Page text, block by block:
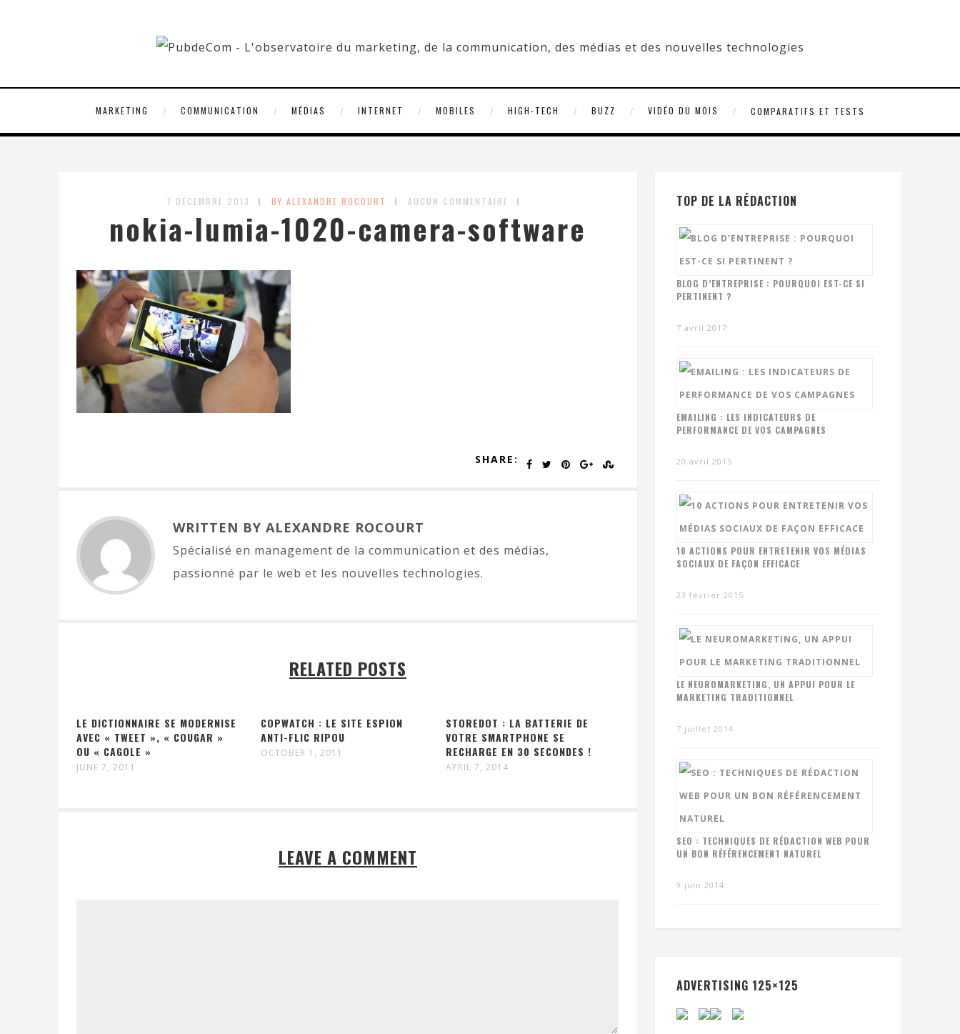
MARKETING COMMUNICATION MÉDIAS INTERNET MOBILES HIGH-TECH BUZZ VIDÉO DU MOIS COMPARATIFS ET TESTS
7 DÉCEMBRE 2013 BY ALEXANDRE ROCOURT AUCUN COMMENTAIRE
nokia-lumia-1020-camera-software
SHARE:
WRITTEN BY ALEXANDRE ROCOURT
Spécialisé en management de la communication et des médias,
passionné par le web et les nouvelles technologies.
RELATED POSTS
LE DICTIONNAIRE SE MODERNISE
AVEC « TWEET », « COUGAR »
OU « CAGOLE »
JUNE 7, 2011
COPWATCH : LE SITE ESPION
ANTI-FLIC RIPOU
OCTOBER 1, 2011
STOREDOT : LA BATTERIE DE
VOTRE SMARTPHONE SE
RECHARGE EN 30 SECONDES !
APRIL 7, 2014
LEAVE A COMMENT
TOP DE LA RÉDACTION
BLOG D’ENTREPRISE : POURQUOI EST-CE SI
PERTINENT ?
7 avril 2017
EMAILING : LES INDICATEURS DE
PERFORMANCE DE VOS CAMPAGNES
20 avril 2015
10 ACTIONS POUR ENTRETENIR VOS MÉDIAS
SOCIAUX DE FAÇON EFFICACE
23 février 2015
LE NEUROMARKETING, UN APPUI POUR LE
MARKETING TRADITIONNEL
7 juillet 2014
SEO : TECHNIQUES DE RÉDACTION WEB POUR
UN BON RÉFÉRENCEMENT NATUREL
9 juin 2014
ADVERTISING 125×125